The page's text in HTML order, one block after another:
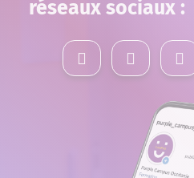
réseaux sociaux :